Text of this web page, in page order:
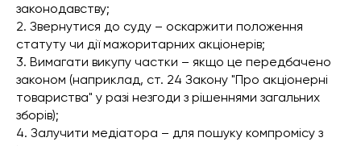
законодавству;
2. Звернутися до суду – оскаржити положення
статуту чи дії мажоритарних акціонерів;
3. Вимагати викупу частки – якщо це передбачено
законом (наприклад, ст. 24 Закону "Про акціонерні
товариства" у разі незгоди з рішеннями загальних
зборів);
4. Залучити медіатора – для пошуку компромісу з